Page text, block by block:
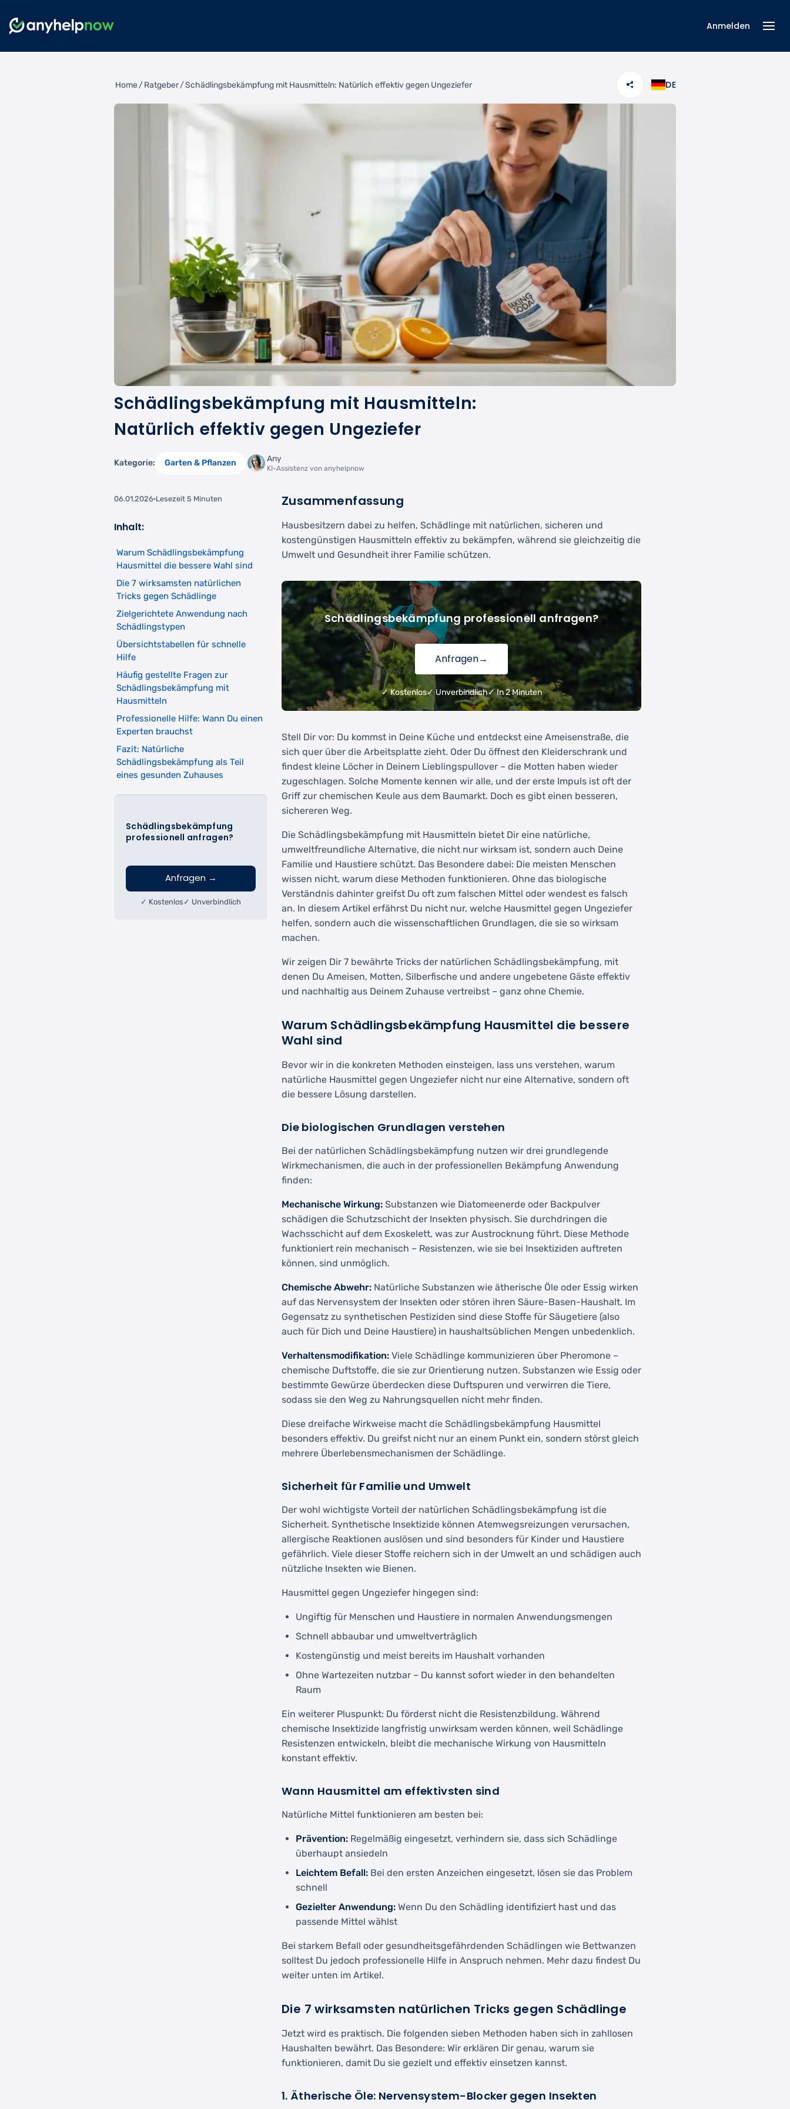
Anmelden
Home/Ratgeber/Schädlingsbekämpfung mit Hausmitteln: Natürlich effektiv gegen Ungeziefer DE
Schädlingsbekämpfung mit Hausmitteln:
Natürlich effektiv gegen Ungeziefer
Kategorie: Garten & Pflanzen Any
KI-Assistenz von anyhelpnow
06.01.2026 Lesezeit 5 Minuten
Inhalt:
Schädlingsbekämpfung
professionell anfragen?
Anfragen →
✓ Kostenlos ✓ Unverbindlich
Warum Schädlingsbekämpfung
Hausmittel die bessere Wahl sind
Die 7 wirksamsten natürlichen
Tricks gegen Schädlinge
Zielgerichtete Anwendung nach
Schädlingstypen
Übersichtstabellen für schnelle
Hilfe
Häufig gestellte Fragen zur
Schädlingsbekämpfung mit
Hausmitteln
Professionelle Hilfe: Wann Du einen
Experten brauchst
Fazit: Natürliche
Schädlingsbekämpfung als Teil
eines gesunden Zuhauses
Zusammenfassung
Hausbesitzern dabei zu helfen, Schädlinge mit natürlichen, sicheren und
kostengünstigen Hausmitteln effektiv zu bekämpfen, während sie gleichzeitig die
Umwelt und Gesundheit ihrer Familie schützen.
Schädlingsbekämpfung professionell anfragen?
Anfragen→
✓ Kostenlos✓ Unverbindlich✓ In 2 Minuten
Stell Dir vor: Du kommst in Deine Küche und entdeckst eine Ameisenstraße, die
sich quer über die Arbeitsplatte zieht. Oder Du öffnest den Kleiderschrank und
findest kleine Löcher in Deinem Lieblingspullover – die Motten haben wieder
zugeschlagen. Solche Momente kennen wir alle, und der erste Impuls ist oft der
Griff zur chemischen Keule aus dem Baumarkt. Doch es gibt einen besseren,
sichereren Weg.
Die Schädlingsbekämpfung mit Hausmitteln bietet Dir eine natürliche,
umweltfreundliche Alternative, die nicht nur wirksam ist, sondern auch Deine
Familie und Haustiere schützt. Das Besondere dabei: Die meisten Menschen
wissen nicht, warum diese Methoden funktionieren. Ohne das biologische
Verständnis dahinter greifst Du oft zum falschen Mittel oder wendest es falsch
an. In diesem Artikel erfährst Du nicht nur, welche Hausmittel gegen Ungeziefer
helfen, sondern auch die wissenschaftlichen Grundlagen, die sie so wirksam
machen.
Wir zeigen Dir 7 bewährte Tricks der natürlichen Schädlingsbekämpfung, mit
denen Du Ameisen, Motten, Silberfische und andere ungebetene Gäste effektiv
und nachhaltig aus Deinem Zuhause vertreibst – ganz ohne Chemie.
Warum Schädlingsbekämpfung Hausmittel die bessere
Wahl sind
Bevor wir in die konkreten Methoden einsteigen, lass uns verstehen, warum
natürliche Hausmittel gegen Ungeziefer nicht nur eine Alternative, sondern oft
die bessere Lösung darstellen.
Die biologischen Grundlagen verstehen
Bei der natürlichen Schädlingsbekämpfung nutzen wir drei grundlegende
Wirkmechanismen, die auch in der professionellen Bekämpfung Anwendung
finden:
Mechanische Wirkung: Substanzen wie Diatomeenerde oder Backpulver
schädigen die Schutzschicht der Insekten physisch. Sie durchdringen die
Wachsschicht auf dem Exoskelett, was zur Austrocknung führt. Diese Methode
funktioniert rein mechanisch – Resistenzen, wie sie bei Insektiziden auftreten
können, sind unmöglich.
Chemische Abwehr: Natürliche Substanzen wie ätherische Öle oder Essig wirken
auf das Nervensystem der Insekten oder stören ihren Säure-Basen-Haushalt. Im
Gegensatz zu synthetischen Pestiziden sind diese Stoffe für Säugetiere (also
auch für Dich und Deine Haustiere) in haushaltsüblichen Mengen unbedenklich.
Verhaltensmodifikation: Viele Schädlinge kommunizieren über Pheromone –
chemische Duftstoffe, die sie zur Orientierung nutzen. Substanzen wie Essig oder
bestimmte Gewürze überdecken diese Duftspuren und verwirren die Tiere,
sodass sie den Weg zu Nahrungsquellen nicht mehr finden.
Diese dreifache Wirkweise macht die Schädlingsbekämpfung Hausmittel
besonders effektiv. Du greifst nicht nur an einem Punkt ein, sondern störst gleich
mehrere Überlebensmechanismen der Schädlinge.
Sicherheit für Familie und Umwelt
Der wohl wichtigste Vorteil der natürlichen Schädlingsbekämpfung ist die
Sicherheit. Synthetische Insektizide können Atemwegsreizungen verursachen,
allergische Reaktionen auslösen und sind besonders für Kinder und Haustiere
gefährlich. Viele dieser Stoffe reichern sich in der Umwelt an und schädigen auch
nützliche Insekten wie Bienen.
Hausmittel gegen Ungeziefer hingegen sind:
Ungiftig für Menschen und Haustiere in normalen Anwendungsmengen
Schnell abbaubar und umweltverträglich
Kostengünstig und meist bereits im Haushalt vorhanden
Ohne Wartezeiten nutzbar – Du kannst sofort wieder in den behandelten
Raum
Ein weiterer Pluspunkt: Du förderst nicht die Resistenzbildung. Während
chemische Insektizide langfristig unwirksam werden können, weil Schädlinge
Resistenzen entwickeln, bleibt die mechanische Wirkung von Hausmitteln
konstant effektiv.
Wann Hausmittel am effektivsten sind
Natürliche Mittel funktionieren am besten bei:
Prävention: Regelmäßig eingesetzt, verhindern sie, dass sich Schädlinge
überhaupt ansiedeln
Leichtem Befall: Bei den ersten Anzeichen eingesetzt, lösen sie das Problem
schnell
Gezielter Anwendung: Wenn Du den Schädling identifiziert hast und das
passende Mittel wählst
Bei starkem Befall oder gesundheitsgefährdenden Schädlingen wie Bettwanzen
solltest Du jedoch professionelle Hilfe in Anspruch nehmen. Mehr dazu findest Du
weiter unten im Artikel.
Die 7 wirksamsten natürlichen Tricks gegen Schädlinge
Jetzt wird es praktisch. Die folgenden sieben Methoden haben sich in zahllosen
Haushalten bewährt. Das Besondere: Wir erklären Dir genau, warum sie
funktionieren, damit Du sie gezielt und effektiv einsetzen kannst.
1. Ätherische Öle: Nervensystem-Blocker gegen Insekten